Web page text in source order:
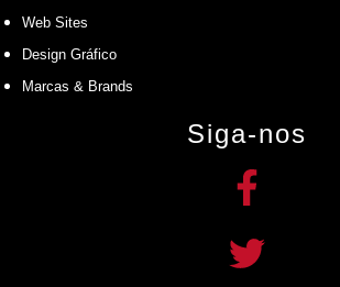
Web Sites
Design Gráfico
Marcas & Brands
Siga-nos